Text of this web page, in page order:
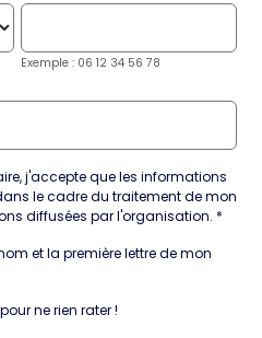
Exemple : 06 12 34 56 78
j'accepte que les informations
le cadre du traitement de mon
diffusées par l'organisation.
et la première lettre de mon
ne rien rater !